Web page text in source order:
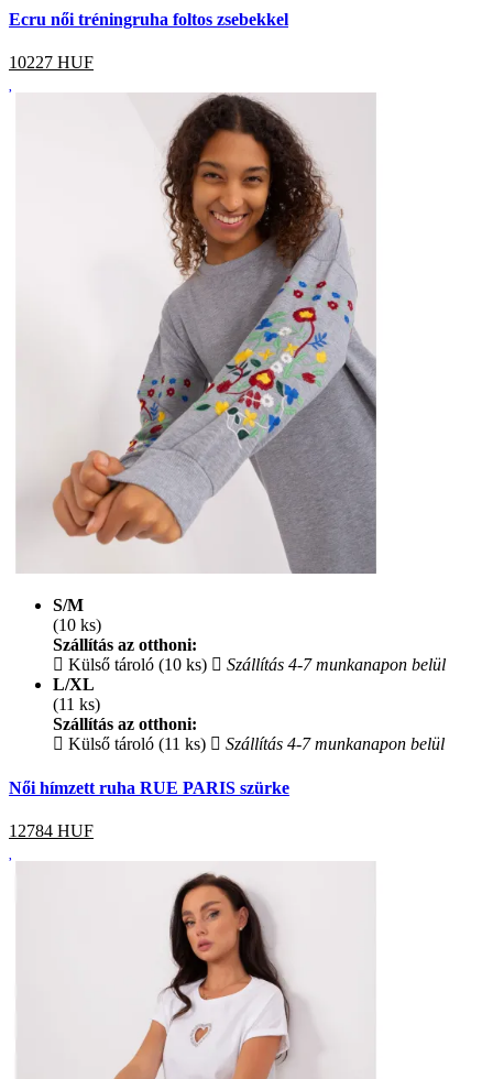
Ecru női tréningruha foltos zsebekkel
10227 HUF
S/M
(10 ks)
Szállítás az otthoni:
Külső tároló (10 ks)
Szállítás 4-7 munkanapon belül
L/XL
(11 ks)
Szállítás az otthoni:
Külső tároló (11 ks)
Szállítás 4-7 munkanapon belül
Női hímzett ruha RUE PARIS szürke
12784 HUF